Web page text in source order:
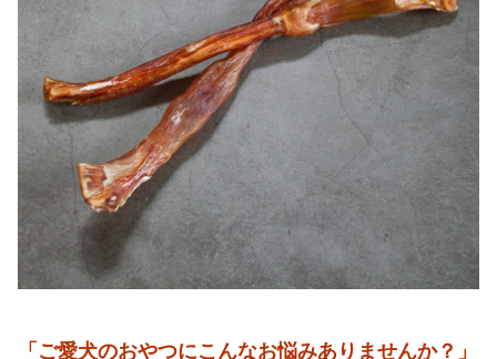
「ご愛犬のおやつにこんなお悩みありませんか？」